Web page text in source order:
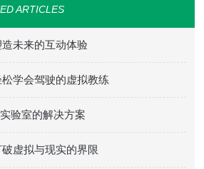
ARTICLES
未来的互动体验
学会驾驶的虚拟教练
验室的解决方案
虚拟与现实的界限